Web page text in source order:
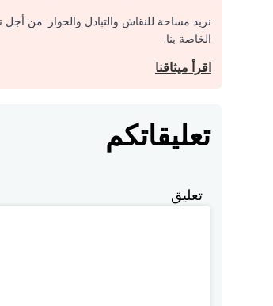
نريد مساحة للنقاش والتبادل والحوار. من
الخاصة بنا.
اقرأ ميثاقنا
تعليقاتكم
تعليق